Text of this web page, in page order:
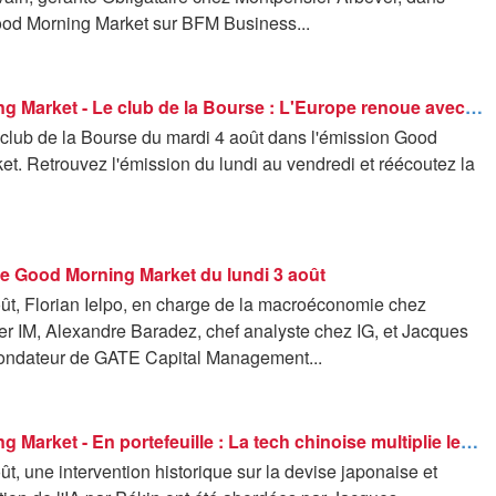
Morning Market sur BFM Business...
Good Morning Market - Le club de la Bourse : L'Europe renoue avec ses plus hauts historiques - 04/08
de la Bourse du mardi 4 août dans l'émission Good
Retrouvez l'émission du lundi au vendredi et réécoutez la
Good Morning Market du lundi 3 août
Florian Ielpo, en charge de la macroéconomie chez
IM, Alexandre Baradez, chef analyste chez IG, et Jacques
de GATE Capital Management...
Good Morning Market - En portefeuille : La tech chinoise multiplie les annonces - 03/08
une intervention historique sur la devise japonaise et